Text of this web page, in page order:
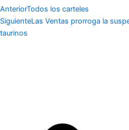
AnteriorTodos los carteles
SiguienteLas Ventas prorroga la
taurinos